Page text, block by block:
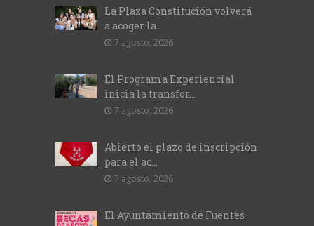
La Plaza Constitución volverá
a acoger la...
7 agosto, 2026
El Programa Experiencial
inicia la transfor...
7 agosto, 2026
Abierto el plazo de inscripción
para el ac...
7 agosto, 2026
El Ayuntamiento de Fuentes